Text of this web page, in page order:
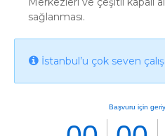
sağlanması.
İstanbul’u çok seven